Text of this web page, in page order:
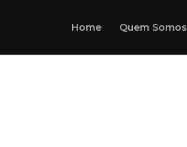
Home Quem Somos